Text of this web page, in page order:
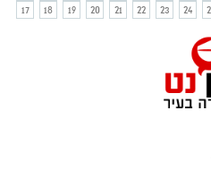
17
18 19 20 21 22 23 24